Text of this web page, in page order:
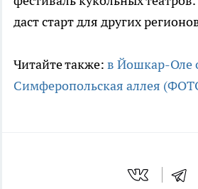
даст старт для других
Читайте также: в Йошкар-Оле
Симферопольская аллея